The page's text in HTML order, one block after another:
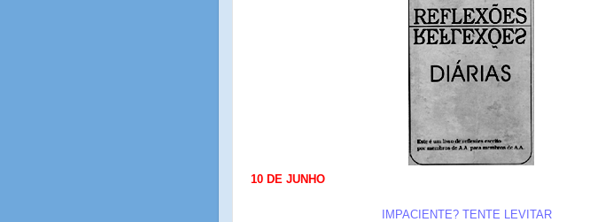
10 DE JUNHO
IMPACIENTE? TENTE LEVITAR